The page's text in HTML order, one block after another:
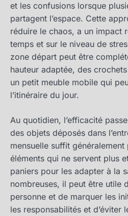
et les confusions lorsque
partagent l’espace. Cette
réduire le chaos, a un impact
temps et sur le niveau de
zone départ peut être
hauteur adaptée, des
un petit meuble mobile qui
l’itinéraire du jour.
Au quotidien, l’efficacité
des objets déposés dans
mensuelle suffit
éléments qui ne servent plus
paniers pour les adapter à la
nombreuses, il peut être utile
personne et de marquer les
les responsabilités et d’éviter